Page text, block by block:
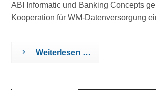
ABI Informatic und Banking Concepts
Kooperation für WM-Datenversorgung
Weiterlesen …